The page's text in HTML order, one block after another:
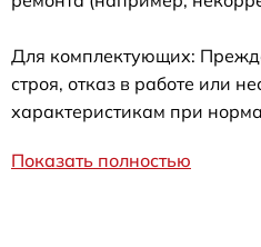
Для комплектующих:
строя, отказ в работе или
характеристикам при
Показать полностью